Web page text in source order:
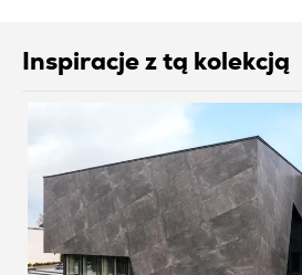
Inspiracje z tą kolekcją